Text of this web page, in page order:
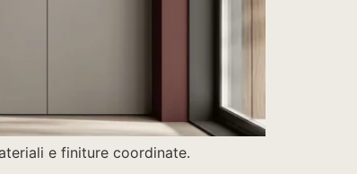
e finiture coordinate.